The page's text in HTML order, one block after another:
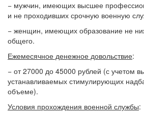
− мужчин, имеющих высшее
и не проходивших срочную военную
− женщин, имеющих образование не
общего.
Ежемесячное денежное довольствие:
− от 27000 до 45000 рублей (с учетом
устанавливаемых стимулирующих
объеме).
Условия прохождения военной службы: